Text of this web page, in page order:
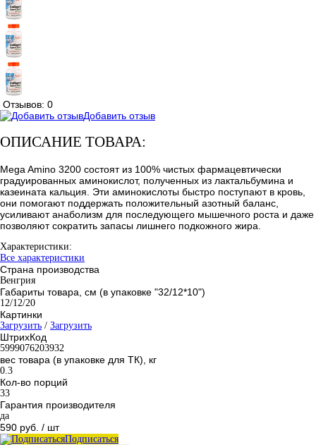
Отзывов: 0
Добавить отзыв
ОПИСАНИЕ ТОВАРА:
Mega Amino 3200 состоят из 100% чистых фармацевтически
градуированных аминокислот, полученных из лактальбумина и
казеината кальция. Эти аминокислоты быстро поступают в кровь,
они помогают поддержать положительный азотный баланс,
усиливают анаболизм для последующего мышечного роста и даже
позволяют сократить запасы лишнего подкожного жира.
Характеристики:
Все характеристики
Страна производства
Венгрия
Габариты товара, см (в упаковке "32/12*10")
12/12/20
Картинки
Загрузить / Загрузить
ШтрихКод
5999076203932
вес товара (в упаковке для ТК), кг
0.3
Кол-во порций
33
Гарантия производителя
да
590 руб. / шт
Подписаться